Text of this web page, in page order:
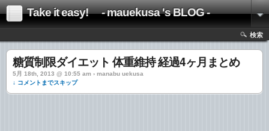
Take it easy! - mauekusa 's BLOG -
検索
糖質制限ダイエット 体重維持 経過4ヶ月まとめ
5月 18th, 2013 @ 10:55 am › manabu uekusa
↓ コメントまでスキップ